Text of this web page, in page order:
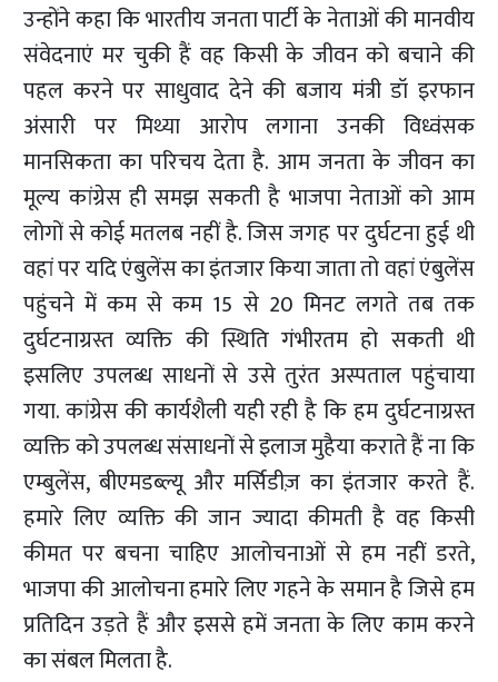
उन्होंने कहा कि भारतीय जनता पार्टी के नेताओं की मानवीय
संवेदनाएं मर चुकी हैं वह किसी के जीवन को बचाने की
पहल करने पर साधुवाद देने की बजाय मंत्री डॉ इरफान
अंसारी पर मिथ्या आरोप लगाना उनकी विध्वंसक
मानसिकता का परिचय देता है. आम जनता के जीवन का
मूल्य कांग्रेस ही समझ सकती है भाजपा नेताओं को आम
लोगों से कोई मतलब नहीं है. जिस जगह पर दुर्घटना हुई थी
वहां पर यदि एंबुलेंस का इंतजार किया जाता तो वहां एंबुलेंस
पहुंचने में कम से कम 15 से 20 मिनट लगते तब तक
दुर्घटनाग्रस्त व्यक्ति की स्थिति गंभीरतम हो सकती थी
इसलिए उपलब्ध साधनों से उसे तुरंत अस्पताल पहुंचाया
गया. कांग्रेस की कार्यशैली यही रही है कि हम दुर्घटनाग्रस्त
व्यक्ति को उपलब्ध संसाधनों से इलाज मुहैया कराते हैं ना कि
एम्बुलेंस, बीएमडब्ल्यू और मर्सिडीज़ का इंतजार करते हैं.
हमारे लिए व्यक्ति की जान ज्यादा कीमती है वह किसी
कीमत पर बचना चाहिए आलोचनाओं से हम नहीं डरते,
भाजपा की आलोचना हमारे लिए गहने के समान है जिसे हम
प्रतिदिन उड़ते हैं और इससे हमें जनता के लिए काम करने
का संबल मिलता है.